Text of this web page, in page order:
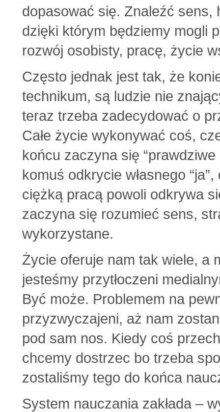
dopasować się. Znaleźć sens,
dzięki którym będziemy mogli
rozwój osobisty, pracę, życie
Często jednak jest tak, że
technikum, są ludzie nie
teraz trzeba zadecydować o
Całe życie wykonywać coś,
końcu zaczyna się
komuś odkrycie własnego
ciężką pracą powoli odkrywa
zaczyna się rozumieć sens,
wykorzystane.
Życie oferuje nam tak wiele, a
jesteśmy przytłoczeni
Być może. Problemem na
przyzwyczajeni, aż nam
pod sam nos. Kiedy coś
chcemy dostrzec bo trzeba
zostaliśmy tego do końca
System nauczania zakłada –